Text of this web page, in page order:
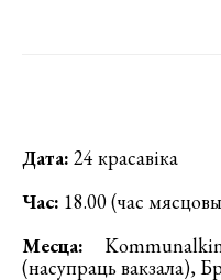
Дата: 24 красавіка
Час: 18.00 (час
Месца:
(насупраць вакзала),